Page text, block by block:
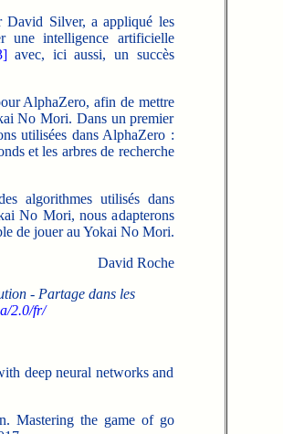
Silver, a appliqué les
une intelligence artificielle
avec, ici aussi, un succès
AlphaZero, afin de mettre
No Mori. Dans un premier
utilisées dans AlphaZero :
et les arbres de recherche
algorithmes utilisés dans
No Mori, nous adapterons
de jouer au Yokai No Mori.
David Roche
- Partage dans les
2.0/fr/
deep neural networks and
Mastering the game of go